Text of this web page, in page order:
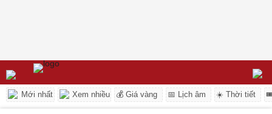
Mới nhất Xem nhiều 💰 Giá vàng 📅 Lịch âm ☀️ Thời tiết